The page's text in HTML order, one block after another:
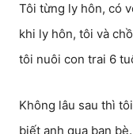
Tôi từng ly hôn, có
khi ly hôn, tôi và
tôi nuôi con trai 6
Không lâu sau thì
biết anh qua bạn